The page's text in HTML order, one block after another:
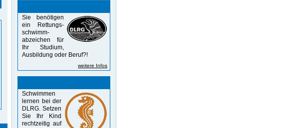
Sie benötigen
ein Rettungs-
schwimm-
abzeichen für
Ihr Studium,
Aus­bildung oder Beruf?!
weitere Infos
Schwimmen
lernen bei der
DLRG. Setzen
Sie Ihr Kind
recht­zeitig auf